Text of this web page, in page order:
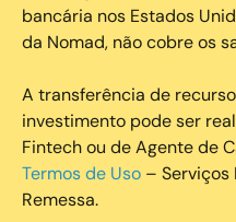
bancária nos Estados
da Nomad, não cobre os
A transferência de
investimento pode ser
Fintech ou de Agente de
Termos de Uso – Serviços
Remessa.